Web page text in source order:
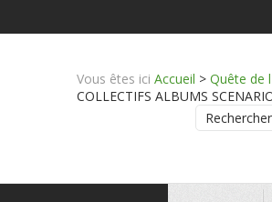
Vous êtes ici Accueil > Quête de
COLLECTIFS ALBUMS
Rechercher